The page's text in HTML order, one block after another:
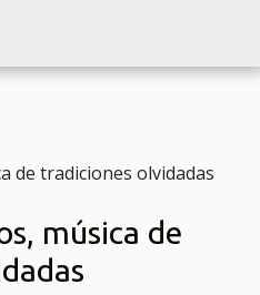
de tradiciones olvidadas
música de